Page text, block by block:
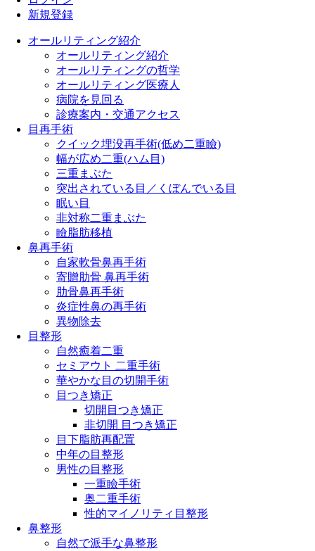
新規登録
オールリティング紹介
オールリティング紹介
オールリティングの哲学
オールリティング医療人
病院を見回る
診療案内・交通アクセス
目再手術
クイック埋没再手術(低め二重瞼)
幅が広め二重(ハム目)
三重まぶた
突出されている目／くぼんでいる目
眠い目
非対称二重まぶた
瞼脂肪移植
鼻再手術
自家軟骨鼻再手術
寄贈肋骨 鼻再手術
肋骨鼻再手術
炎症性鼻の再手術
異物除去
目整形
自然癒着二重
セミアウト 二重手術
華やかな目の切開手術
目つき矯正
切開目つき矯正
非切開 目つき矯正
目下脂肪再配置
中年の目整形
男性の目整形
一重瞼手術
奥二重手術
性的マイノリティ目整形
鼻整形
自然で派手な鼻整形